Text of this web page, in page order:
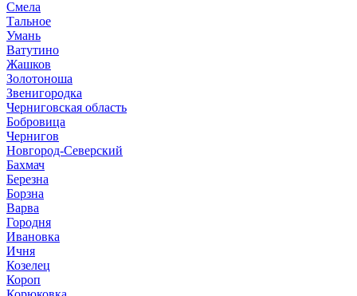
Смела
Тальное
Умань
Ватутино
Жашков
Золотоноша
Звенигородка
Черниговская область
Бобровица
Чернигов
Новгород-Северский
Бахмач
Березна
Борзна
Варва
Городня
Ивановка
Ичня
Козелец
Короп